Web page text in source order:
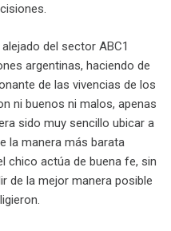
del sector ABC1
argentinas, haciendo de
de las vivencias de los
ni buenos ni malos, apenas
sido muy sencillo ubicar a
la manera más barata
chico actúa de buena fe, sin
de la mejor manera posible